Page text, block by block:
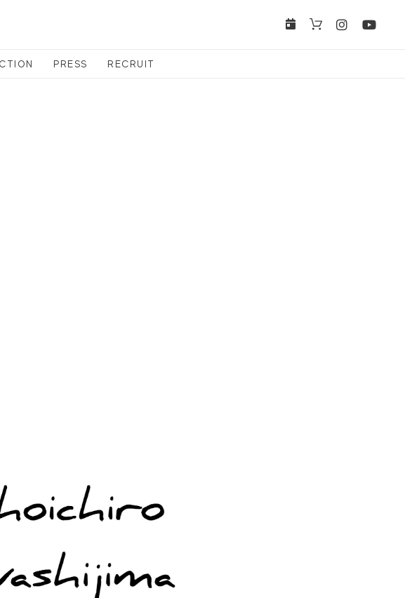
PRESS RECRUIT